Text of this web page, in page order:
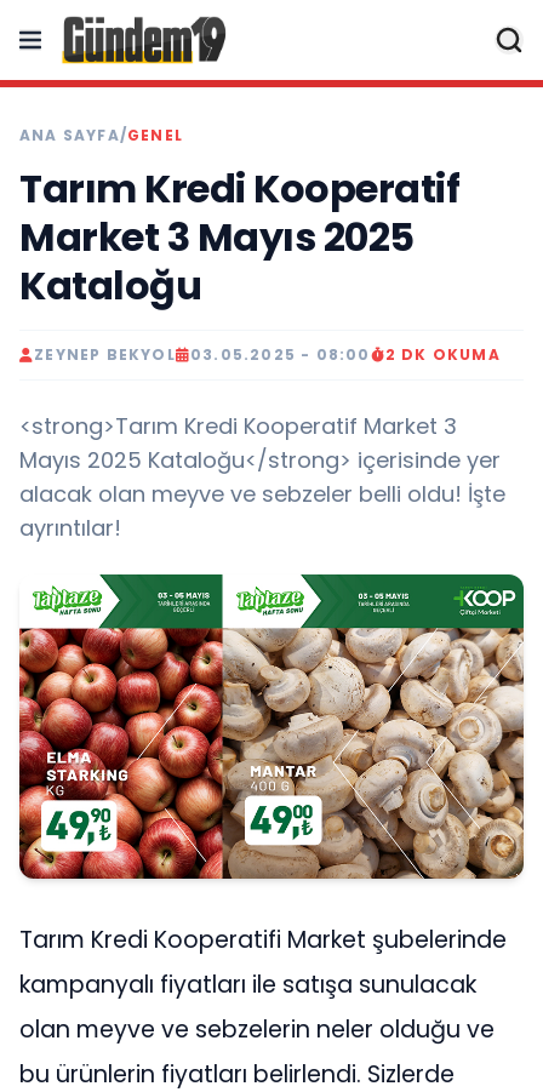
ANA SAYFA/GENEL
Tarım Kredi Kooperatif
Market 3 Mayıs 2025
Kataloğu
ZEYNEP BEKYOL 03.05.2025 - 08:00 2 DK OKUMA
<strong>Tarım Kredi Kooperatif Market 3
Mayıs 2025 Kataloğu</strong> içerisinde yer
alacak olan meyve ve sebzeler belli oldu! İşte
ayrıntılar!
Tarım Kredi Kooperatifi Market şubelerinde
kampanyalı fiyatları ile satışa sunulacak
olan meyve ve sebzelerin neler olduğu ve
bu ürünlerin fiyatları belirlendi. Sizlerde